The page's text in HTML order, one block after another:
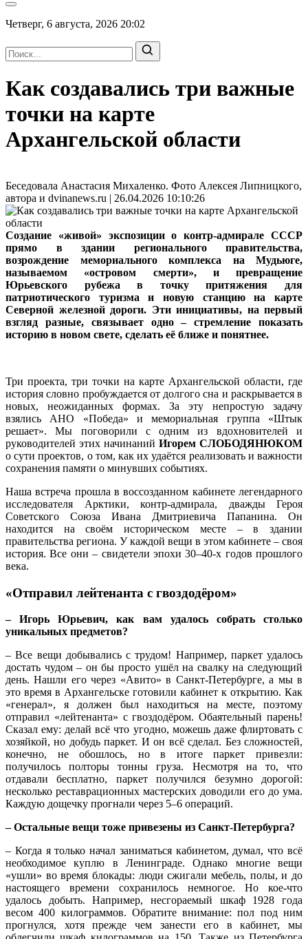
Четверг, 6 августа, 2026 20:02
Как создавались три важные
точки на карте
Архангельской области
Беседовала Анастасия Михаленко. Фото Алексея Липницкого,
автора и dvinanews.ru | 26.04.2026 10:10:26
Создание «живой» экспозиции о контр-адмирале СССР
прямо в здании регионального правительства,
возрождение мемориального комплекса на Мудьюге,
называемом «островом смерти», и превращение
Юрьевского рубежа в точку притяжения для
патриотического туризма и новую станцию на карте
Северной железной дороги. Эти инициативы, на первый
взгляд разные, связывает одно – стремление показать
историю в новом свете, сделать её ближе и понятнее.
Три проекта, три точки на карте Архангельской области, где
история словно пробуждается от долгого сна и раскрывается в
новых, неожиданных формах. За эту непростую задачу
взялись АНО «Победа» и мемориальная группа «Штык
решает». Мы поговорили с одним из вдохновителей и
руководителей этих начинаний Игорем СЛОБОДЯНЮКОМ
о сути проектов, о том, как их удаётся реализовать и важности
сохранения памяти о минувших событиях.
Наша встреча прошла в воссозданном кабинете легендарного
исследователя Арктики, контр-адмирала, дважды Героя
Советского Союза Ивана Дмитриевича Папанина. Он
находится на своём историческом месте – в здании
правительства региона. У каждой вещи в этом кабинете – своя
история. Все они – свидетели эпохи 30–40‑х годов прошлого
века.
«Отправил лейтенанта с гвоздодёром»
– Игорь Юрьевич, как вам удалось собрать столько
уникальных предметов?
– Все вещи добывались с трудом! Например, паркет удалось
достать чудом – он бы просто ушёл на свалку на следующий
день. Нашли его через «Авито» в Санкт-Петербурге, а мы в
это время в Архангельске готовили кабинет к открытию. Как
«генерал», я должен был находиться на месте, поэтому
отправил «лейтенанта» с гвоздодёром. Обаятельный парень!
Сказал ему: делай всё что угодно, можешь даже флиртовать с
хозяйкой, но добудь паркет. И он всё сделал. Без сложностей,
конечно, не обошлось, но в итоге паркет привезли:
получилось полторы тонны груза. Несмотря на то, что
отдавали бесплатно, паркет получился безумно дорогой:
несколько реставрационных мастерских доводили его до ума.
Каждую дощечку прогнали через 5–6 операций.
– Остальные вещи тоже привезены из Санкт-Петербурга?
– Когда я только начал заниматься кабинетом, думал, что всё
необходимое куплю в Ленинграде. Однако многие вещи
«ушли» во время блокады: люди сжигали мебель, полы, и до
настоящего времени сохранилось немногое. Но кое‑что
удалось добыть. Например, несгораемый шкаф 1928 года
весом 400 килограммов. Обратите внимание: пол под ним
прогнулся, хотя прежде чем занести его в кабинет, мы